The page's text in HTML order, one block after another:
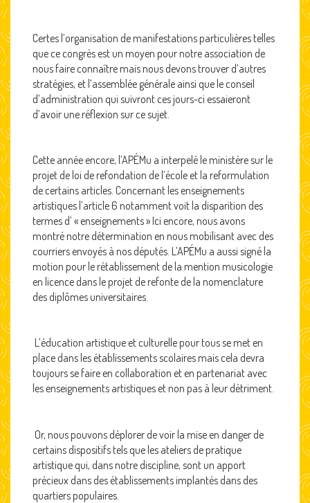
Certes l’organisation de manifestations particulières telles
que ce congrès est un moyen pour notre association de
nous faire connaître mais nous devons trouver d’autres
stratégies, et l’assemblée générale ainsi que le conseil
d’administration qui suivront ces jours-ci essaieront
d’avoir une réflexion sur ce sujet.
Cette année encore, l’APÉMu a interpelé le ministère sur le
projet de loi de refondation de l’école et la reformulation
de certains articles. Concernant les enseignements
artistiques l’article 6 notamment voit la disparition des
termes d’ « enseignements » Ici encore, nous avons
montré notre détermination en nous mobilisant avec des
courriers envoyés à nos députés. L’APÉMu a aussi signé la
motion pour le rétablissement de la mention musicologie
en licence dans le projet de refonte de la nomenclature
des diplômes universitaires.
L’éducation artistique et culturelle pour tous se met en
place dans les établissements scolaires mais cela devra
toujours se faire en collaboration et en partenariat avec
les enseignements artistiques et non pas à leur détriment.
Or, nous pouvons déplorer de voir la mise en danger de
certains dispositifs tels que les ateliers de pratique
artistique qui, dans notre discipline, sont un apport
précieux dans des établissements implantés dans des
quartiers populaires.